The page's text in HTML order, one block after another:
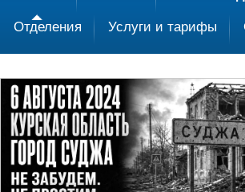
Отделения Услуги и тарифы